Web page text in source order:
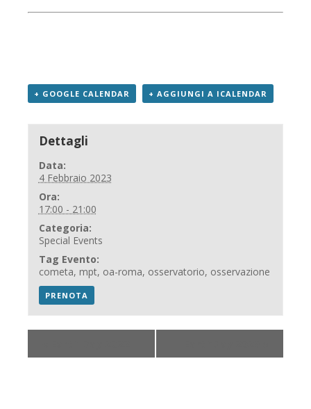
+ GOOGLE CALENDAR + AGGIUNGI A ICALENDAR
Dettagli
Data:
4 Febbraio 2023
Ora:
17:00 - 21:00
Categoria:
Special Events
Tag Evento:
cometa, mpt, oa-roma, osservatorio, osservazione
PRENOTA